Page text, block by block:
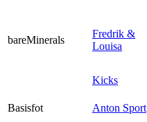
bareMinerals
Fredrik &
Louisa
Kicks
Basisfot
Anton Sport